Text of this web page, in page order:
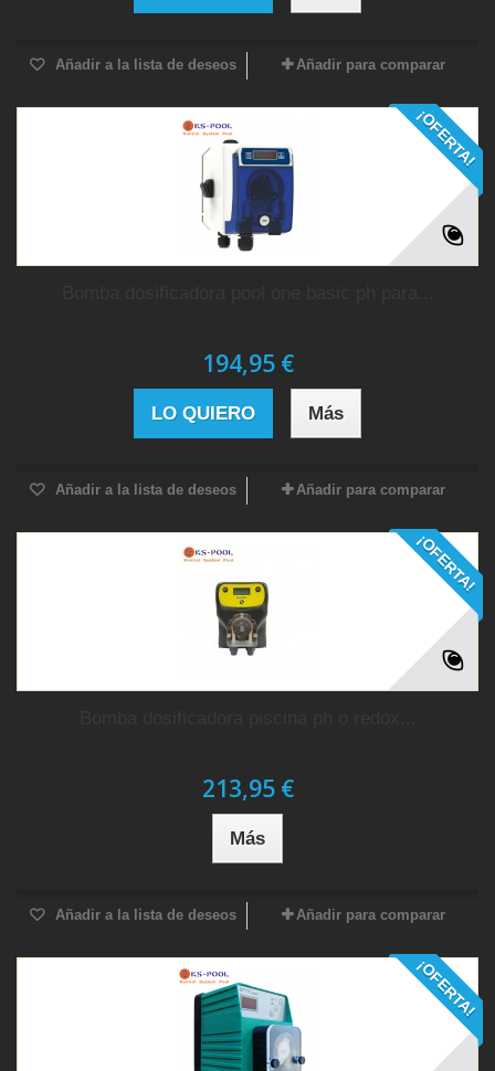
Añadir a la lista de deseos Añadir para comparar
¡OFERTA!
194,95 €
LO QUIERO Más
Añadir a la lista de deseos Añadir para comparar
¡OFERTA!
213,95 €
Más
Añadir a la lista de deseos Añadir para comparar
¡OFERTA!